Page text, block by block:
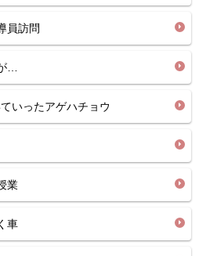
員訪問
…
いったアゲハチョウ
業
車